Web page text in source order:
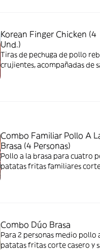
Korean Finger Chicken (4
Und.)
Tiras de pechuga de pollo
crujientes, acompañadas de
Combo Familiar Pollo A
Brasa (4 Personas)
Pollo a la brasa para cuatro
patatas fritas familiares
Combo Dúo Brasa
Para 2 personas medio pollo
patatas fritas corte casero y